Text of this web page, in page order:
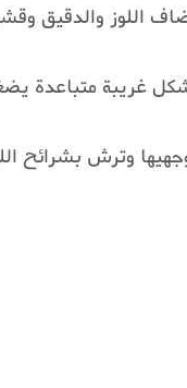
اللوز والدقيق
غريبة متباعدة
وترش بشرائح